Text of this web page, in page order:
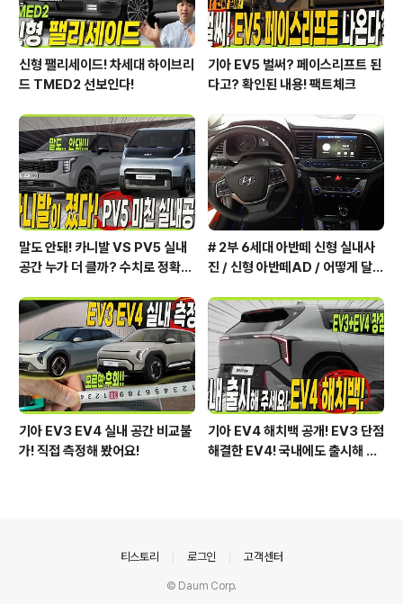
신형 팰리세이드! 차세대 하이브리
드 TMED2 선보인다!
기아 EV5 벌써? 페이스리프트 된
다고? 확인된 내용! 팩트체크
말도 안돼! 카니발 VS PV5 실내
공간 누가 더 클까? 수치로 정확하
# 2부 6세대 아반떼 신형 실내사
진 / 신형 아반떼AD / 어떻게 달라
기아 EV3 EV4 실내 공간 비교불
가! 직접 측정해 봤어요!
기아 EV4 해치백 공개! EV3 단점
해결한 EV4! 국내에도 출시해 주
티스토리 로그인 고객센터
© Daum Corp.